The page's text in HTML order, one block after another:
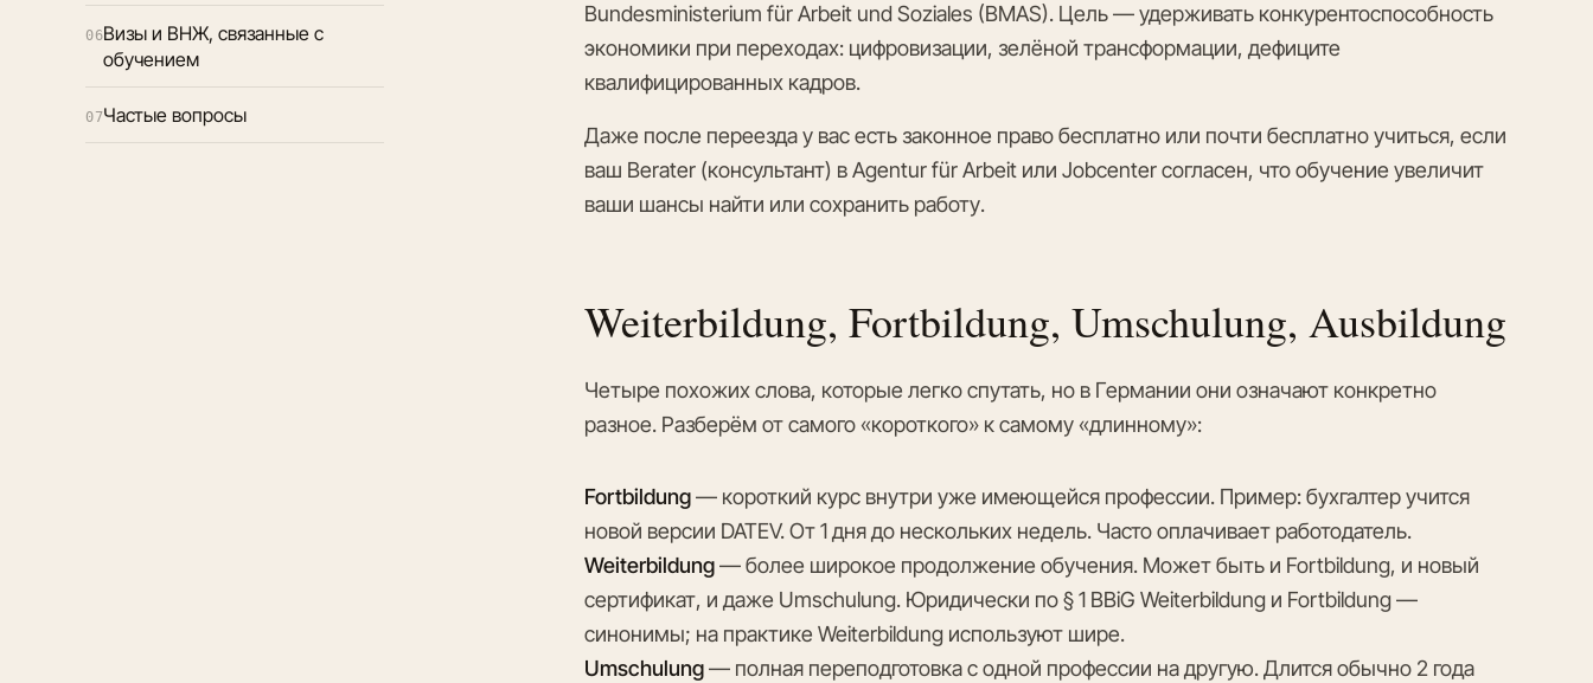
06Визы и ВНЖ, связанные с
обучением
07Частые вопросы
Bundesministerium für Arbeit und Soziales (BMAS). Цель — удерживать конкурентоспособность
экономики при переходах: цифровизации, зелёной трансформации, дефиците
квалифицированных кадров.
Даже после переезда у вас есть законное право бесплатно или почти бесплатно учиться, если
ваш Berater (консультант) в Agentur für Arbeit или Jobcenter согласен, что обучение увеличит
ваши шансы найти или сохранить работу.
Weiterbildung, Fortbildung, Umschulung, Ausbildung
Четыре похожих слова, которые легко спутать, но в Германии они означают конкретно
разное. Разберём от самого «короткого» к самому «длинному»:
Fortbildung— короткий курс внутри уже имеющейся профессии. Пример: бухгалтер учится
новой версии DATEV. От 1 дня до нескольких недель. Часто оплачивает работодатель.
Weiterbildung— более широкое продолжение обучения. Может быть и Fortbildung, и новый
сертификат, и даже Umschulung. Юридически по § 1 BBiG Weiterbildung и Fortbildung —
синонимы; на практике Weiterbildung используют шире.
Umschulung— полная переподготовка с одной профессии на другую. Длится обычно 2 года